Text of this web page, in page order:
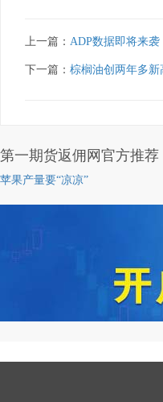
上一篇： ADP数据即将来袭
下一篇： 棕榈油创两年多
第一期货返佣网官方推荐
苹果产量要“凉凉”